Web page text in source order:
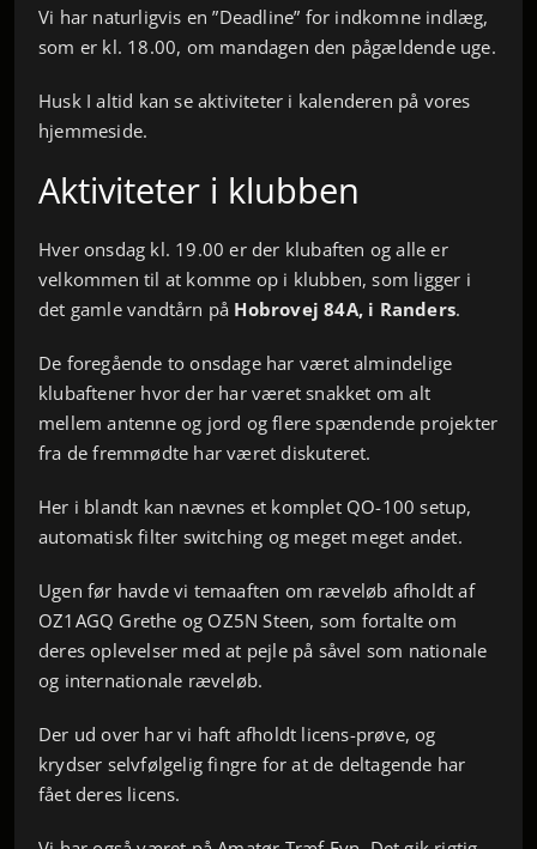
Vi har naturligvis en ”Deadline” for indkomne indlæg,
som er kl. 18.00, om mandagen den pågældende uge.
Husk I altid kan se aktiviteter i kalenderen på vores
hjemmeside.
Aktiviteter i klubben
Hver onsdag kl. 19.00 er der klubaften og alle er
velkommen til at komme op i klubben, som ligger i
det gamle vandtårn på Hobrovej 84A, i Randers.
De foregående to onsdage har været almindelige
klubaftener hvor der har været snakket om alt
mellem antenne og jord og flere spændende projekter
fra de fremmødte har været diskuteret.
Her i blandt kan nævnes et komplet QO-100 setup,
automatisk filter switching og meget meget andet.
Ugen før havde vi temaaften om ræveløb afholdt af
OZ1AGQ Grethe og OZ5N Steen, som fortalte om
deres oplevelser med at pejle på såvel som nationale
og internationale ræveløb.
Der ud over har vi haft afholdt licens-prøve, og
krydser selvfølgelig fingre for at de deltagende har
fået deres licens.